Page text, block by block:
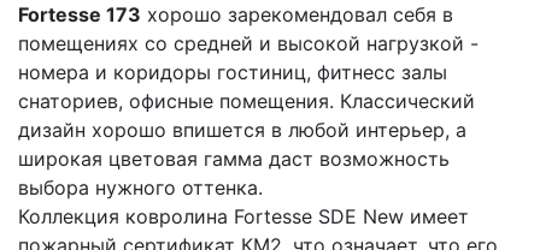
Fortesse 173 хорошо зарекомендовал себя в
помещениях со средней и высокой нагрузкой -
номера и коридоры гостиниц, фитнесс залы
снаториев, офисные помещения. Классический
дизайн хорошо впишется в любой интерьер, а
широкая цветовая гамма даст возможность
выбора нужного оттенка.
Коллекция ковролина Fortesse SDE New имеет
пожарный сертификат КМ2, что означает, что его